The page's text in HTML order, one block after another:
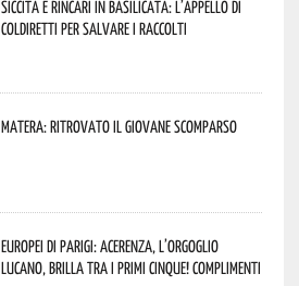
Siccità e rincari in Basilicata: l’appello di
Coldiretti per salvare i raccolti
Matera: ritrovato il giovane scomparso
Europei di Parigi: Acerenza, l’orgoglio
lucano, brilla tra i primi cinque! Complimenti